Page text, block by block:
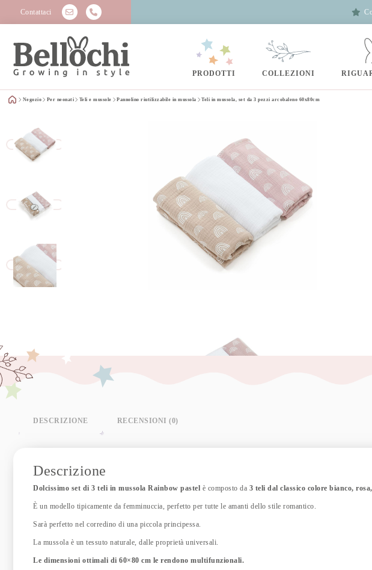
Contattaci
PRODOTTI COLLEZIONI
Negozio Per neonati Teli e mussole Pannolino riutilizzabile in mussola Teli in mussola, set da 3 pezzi arcobaleno 60x80cm
DESCRIZIONE RECENSIONI (0)
Descrizione
Dolcissimo set di 3 teli in mussola Rainbow pastel è composto da 3 teli dal classico colore bianco,
È un modello tipicamente da femminuccia, perfetto per tutte le amanti dello stile romantico.
Sarà perfetto nel corredino di una piccola principessa.
La mussola è un tessuto naturale, dalle proprietà universali.
Le dimensioni ottimali di 60×80 cm le rendono multifunzionali.